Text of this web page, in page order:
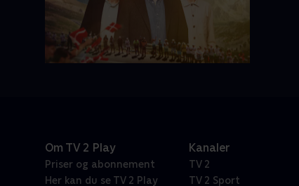
Om TV 2 Play
Priser og abonnement
Her kan du se TV 2 Play
Kanaler
TV 2
TV 2 Sport